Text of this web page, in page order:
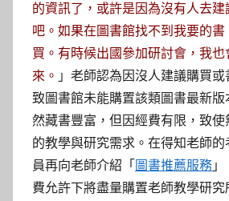
的資訊了，或許是因為沒有人去建
吧。如果在圖書館找不到我要的書
買。有時候出國參加研討會，我也
來。 」老師認為因沒人建議購買
致圖書館未能購置該類圖書最新
然藏書豐富，但因經費有限，致
的教學與研究需求。在得知老師
員再向老師介紹「圖書推薦服務
費允許下將盡量購置老師教學研究